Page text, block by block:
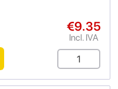
€9.35
Incl. IVA